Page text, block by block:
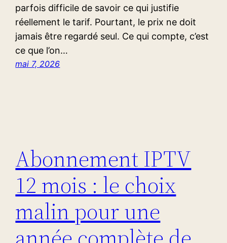
parfois difficile de savoir ce qui justifie
réellement le tarif. Pourtant, le prix ne doit
jamais être regardé seul. Ce qui compte, c’est
ce que l’on…
mai 7, 2026
Abonnement IPTV
12 mois : le choix
malin pour une